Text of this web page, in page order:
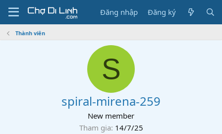
Đăng nhập Đăng ký
Thành viên
S
spiral-mirena-259
New member
Tham gia 14/7/25